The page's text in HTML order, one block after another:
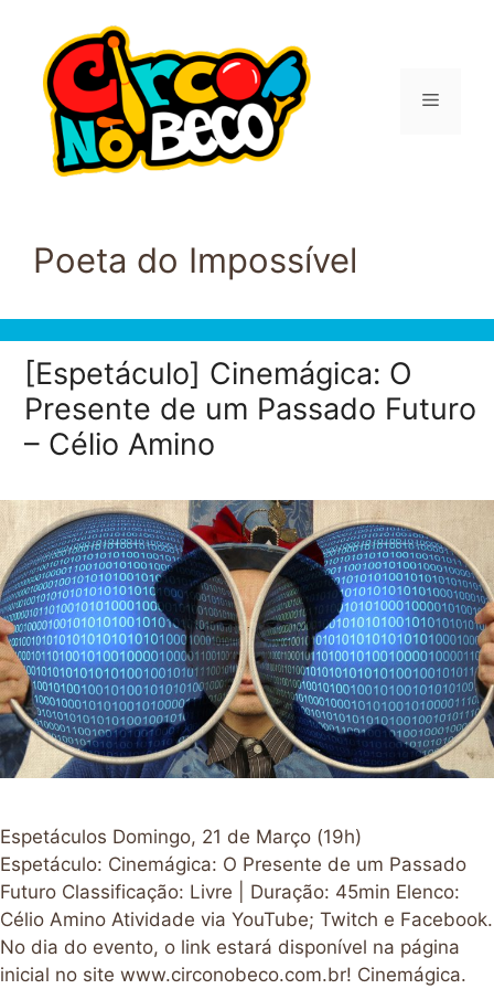
conteúdo
Menu
Poeta do Impossível
[Espetáculo] Cinemágica: O
Presente de um Passado Futuro
– Célio Amino
Espetáculos Domingo, 21 de Março (19h)
Espetáculo: Cinemágica: O Presente de um Passado
Futuro Classificação: Livre | Duração: 45min Elenco:
Célio Amino Atividade via YouTube; Twitch e Facebook.
No dia do evento, o link estará disponível na página
inicial no site www.circonobeco.com.br! Cinemágica.